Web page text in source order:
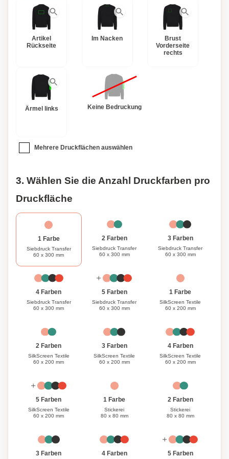
Artikel
Rückseite
Im Nacken
Brust
Vorderseite
rechts
Ärmel links Keine Bedruckung
Mehrere Druckflächen auswählen
3. Wählen Sie die Anzahl Druckfarben pro
Druckfläche
1 Farbe
Siebdruck Transfer
60 x 300 mm
2 Farben
Siebdruck Transfer
60 x 300 mm
3 Farben
Siebdruck Transfer
60 x 300 mm
4 Farben
Siebdruck Transfer
60 x 300 mm
5 Farben
Siebdruck Transfer
60 x 300 mm
1 Farbe
SilkScreen Textile
60 x 200 mm
2 Farben
SilkScreen Textile
60 x 200 mm
3 Farben
SilkScreen Textile
60 x 200 mm
4 Farben
SilkScreen Textile
60 x 200 mm
5 Farben
SilkScreen Textile
60 x 200 mm
1 Farbe
Stickerei
80 x 80 mm
2 Farben
Stickerei
80 x 80 mm
3 Farben 4 Farben 5 Farben